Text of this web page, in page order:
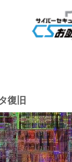
復旧